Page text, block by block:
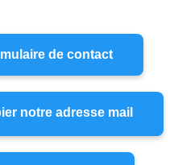
de contact
notre adresse mail